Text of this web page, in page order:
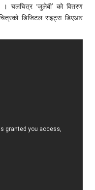
। चलचित्र ‘जुलेबी’ को वितरण
डिजिटल राइट्स डिएआर